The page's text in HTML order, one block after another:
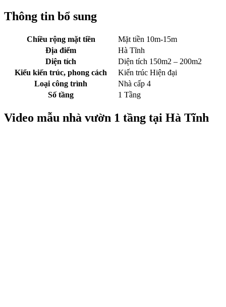
Thông tin bổ sung
Chiều rộng mặt tiền
Mặt tiền 10m-15m
Địa điểm
Hà Tĩnh
Diện tích
Diện tích 150m2 – 200m2
Kiểu kiến trúc, phong cách
Kiến trúc Hiện đại
Loại công trình
Nhà cấp 4
Số tầng
1 Tầng
Video mẫu nhà vườn 1 tầng tại Hà Tĩnh